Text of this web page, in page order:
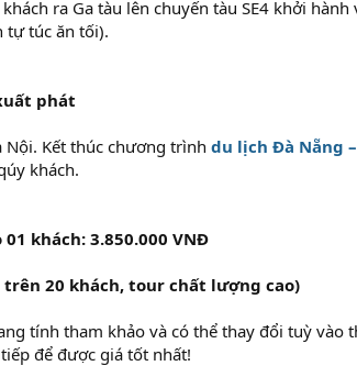
ra Ga tàu lên chuyến tàu SE4 khởi
tự túc ăn tối).
phát
Nội. Kết thúc chương trình du lịch Đà Nẵng
khách.
khách: 3.850.000 VNĐ
trên 20 khách, tour chất lượng cao)
tính tham khảo và có thể thay đổi tuỳ vào
để được giá tốt nhất!